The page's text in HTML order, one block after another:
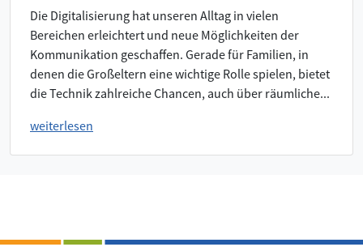
Die Digitalisierung hat unseren Alltag in vielen
Bereichen erleichtert und neue Möglichkeiten der
Kommunikation geschaffen. Gerade für Familien, in
denen die Großeltern eine wichtige Rolle spielen, bietet
die Technik zahlreiche Chancen, auch über räumliche...
weiterlesen